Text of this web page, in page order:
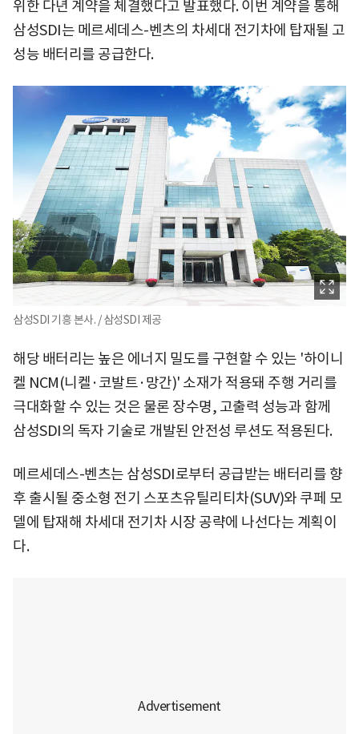
위한 다년 계약을 체결했다고 발표했다. 이번 계약을 통해
삼성SDI는 메르세데스-벤츠의 차세대 전기차에 탑재될 고
성능 배터리를 공급한다.
삼성SDI 기흥 본사. / 삼성SDI 제공
해당 배터리는 높은 에너지 밀도를 구현할 수 있는 '하이니
켈 NCM(니켈·코발트·망간)' 소재가 적용돼 주행 거리를
극대화할 수 있는 것은 물론 장수명, 고출력 성능과 함께
삼성SDI의 독자 기술로 개발된 안전성 루션도 적용된다.
메르세데스-벤츠는 삼성SDI로부터 공급받는 배터리를 향
후 출시될 중소형 전기 스포츠유틸리티차(SUV)와 쿠페 모
델에 탑재해 차세대 전기차 시장 공략에 나선다는 계획이
다.